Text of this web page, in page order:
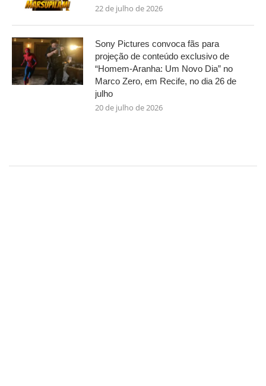
22 de julho de 2026
Sony Pictures convoca fãs para
projeção de conteúdo exclusivo de
“Homem-Aranha: Um Novo Dia” no
Marco Zero, em Recife, no dia 26 de
julho
20 de julho de 2026